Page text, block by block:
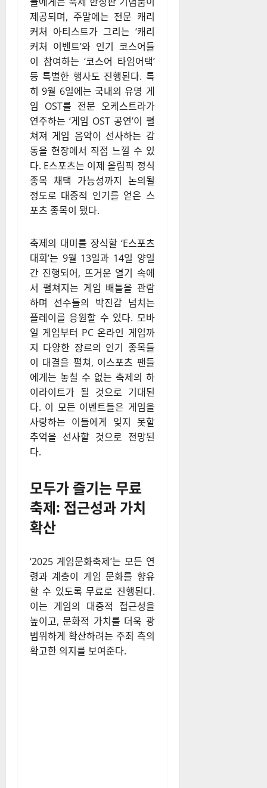
제공되며, 주말에는 전문 캐리
커처 아티스트가 그리는 ‘캐리
커처 이벤트’와 인기 코스어들
이 참여하는 ‘코스어 타임어택’
등 특별한 행사도 진행된다. 특
히 9월 6일에는 국내외 유명 게
임 OST를 전문 오케스트라가
연주하는 ‘게임 OST 공연’이 펼
쳐져 게임 음악이 선사하는 감
동을 현장에서 직접 느낄 수 있
다. E스포츠는 이제 올림픽 정식
종목 채택 가능성까지 논의될
정도로 대중적 인기를 얻은 스
포츠 종목이 됐다.
축제의 대미를 장식할 ‘E스포츠
대회’는 9월 13일과 14일 양일
간 진행되어, 뜨거운 열기 속에
서 펼쳐지는 게임 배틀을 관람
하며 선수들의 박진감 넘치는
플레이를 응원할 수 있다. 모바
일 게임부터 PC 온라인 게임까
지 다양한 장르의 인기 종목들
이 대결을 펼쳐, 이스포츠 팬들
에게는 놓칠 수 없는 축제의 하
이라이트가 될 것으로 기대된
다. 이 모든 이벤트들은 게임을
사랑하는 이들에게 잊지 못할
추억을 선사할 것으로 전망된
다.
모두가 즐기는 무료
축제: 접근성과 가치
확산
‘2025 게임문화축제’는 모든 연
령과 계층이 게임 문화를 향유
할 수 있도록 무료로 진행된다.
이는 게임의 대중적 접근성을
높이고, 문화적 가치를 더욱 광
범위하게 확산하려는 주최 측의
확고한 의지를 보여준다.